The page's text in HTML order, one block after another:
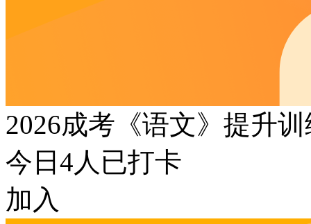
2026成考《语文》提升
今日 4人已打卡
加入